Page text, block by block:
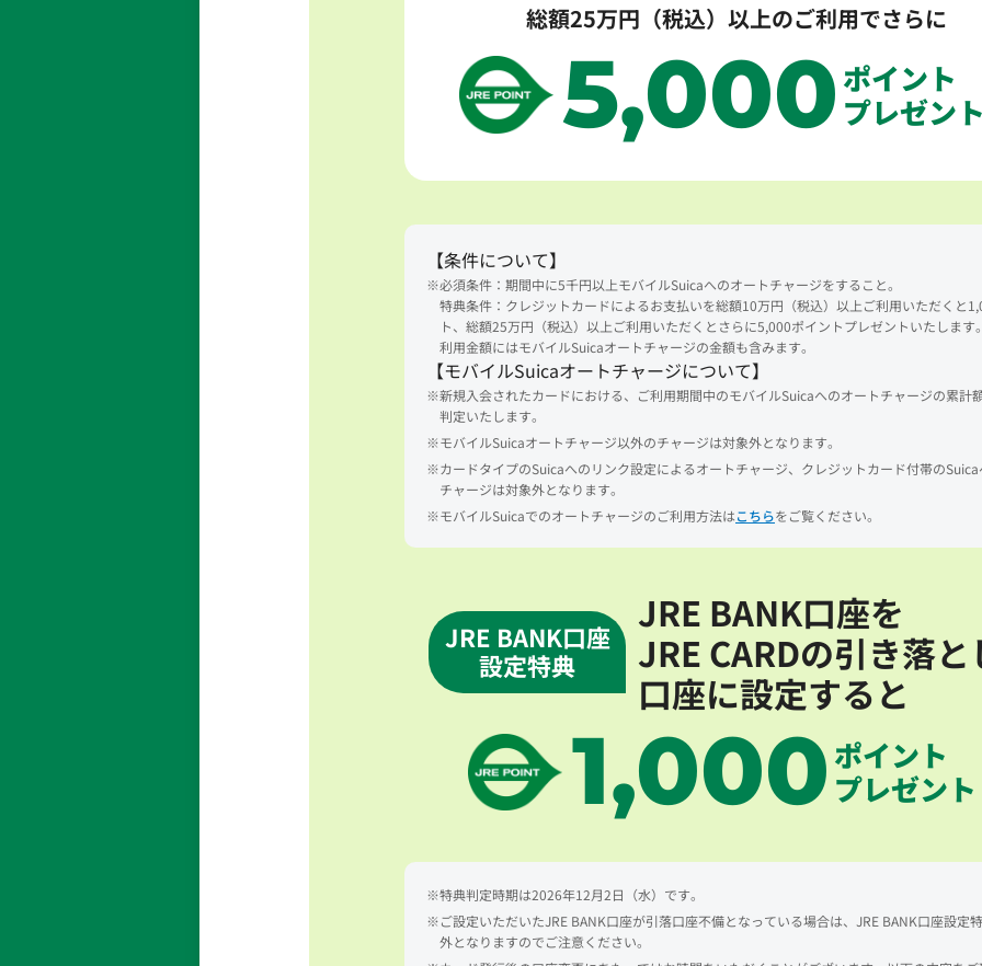
総額25万円（税込）以上のご利用でさらに
5,000 ポイント
プレゼン
【条件について】
※必須条件：期間中に5千円以上モバイルSuicaへのオートチャージをすること。
特典条件：クレジットカードによるお支払いを総額10万円（税込）以上ご利用いただくと
ト、総額25万円（税込）以上ご利用いただくとさらに5,000ポイントプレゼントいたします
利用金額にはモバイルSuicaオートチャージの金額も含みます。
【モバイルSuicaオートチャージについて】
※新規入会されたカードにおける、ご利用期間中のモバイルSuicaへのオートチャージの累計
判定いたします。
※モバイルSuicaオートチャージ以外のチャージは対象外となります。
※カードタイプのSuicaへのリンク設定によるオートチャージ、クレジットカード付帯の
チャージは対象外となります。
※モバイルSuicaでのオートチャージのご利用方法はこちらをご覧ください。
JRE BANK口座
設定特典
JRE BANK口座を
JRE CARDの引き落と
口座に設定すると
1,000 ポイント
プレゼン
※特典判定時期は2026年12月2日（水）です。
※ご設定いただいたJRE BANK口座が引落口座不備となっている場合は、JRE BANK口座設定
外となりますのでご注意ください。